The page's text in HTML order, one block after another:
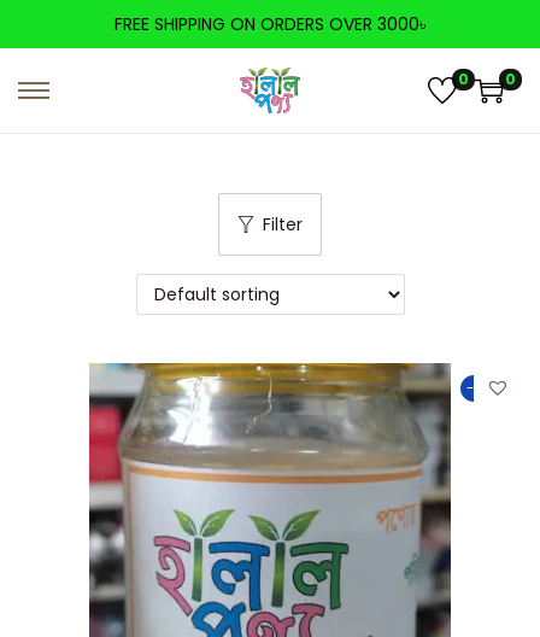
FREE SHIPPING ON ORDERS OVER 3000৳
0 0
Filter
-25%